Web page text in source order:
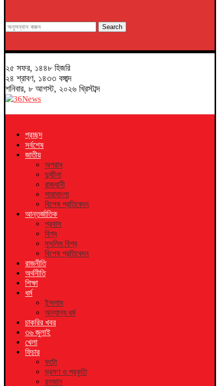
Search
২৫ সফর, ১৪৪৮ হিজরি
২৪ শ্রাবণ, ১৪৩৩ বঙ্গাব্দ
শনিবার, ৮ আগস্ট, ২০২৬ খ্রিস্টাব্দ
প্রচ্ছদ
সর্বশেষ
জাতীয়
অপরাধ
দুর্ঘটনা
রাজধানী
সারাবাংলা
বিশেষ প্রতিবেদন
আন্তর্জাতিক
প্রবাস
বিশ্ব
মুসলিম বিশ্ব
বিশেষ প্রতিবেদন
রাজনীতি
অর্থনীতি
শিক্ষা
ধর্ম
ইসলাম
অন্যান্য ধর্ম
চাকরির খবর
৩৬ জুলাই
খেলা
ফিচার
ফটো
ভ্রমণ ও প্রকৃতি
রমজান